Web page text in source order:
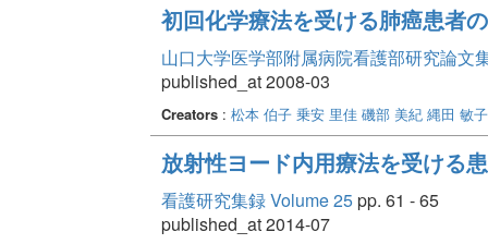
初回化学療法を受ける肺癌患者
山口大学医学部附属病院看護部研究論文
published_at 2008-03
Creators: 松本 伯子 乗安 里佳 磯部 美紀 縄田 敏子
放射性ヨード内用療法を受ける
看護研究集録 Volume 25pp. 61 - 65
published_at 2014-07